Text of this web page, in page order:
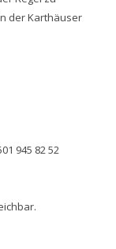
der Karthäuser
945 82 52